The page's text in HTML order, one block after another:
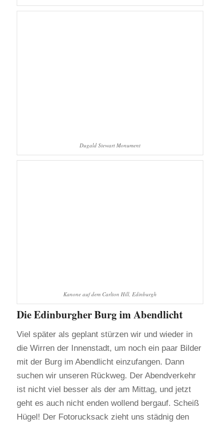
Dugald Stewart Monument
Kanone auf dem Carlton Hill, Edinburgh
Die Edinburgher Burg im Abendlicht
Viel später als geplant stürzen wir und wieder in
die Wirren der Innenstadt, um noch ein paar Bilder
mit der Burg im Abendlicht einzufangen. Dann
suchen wir unseren Rückweg. Der Abendverkehr
ist nicht viel besser als der am Mittag, und jetzt
geht es auch nicht enden wollend bergauf. Scheiß
Hügel! Der Fotorucksack zieht uns städnig den